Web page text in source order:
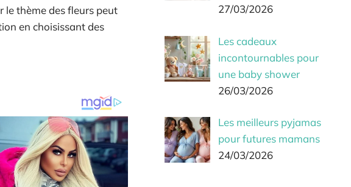
le thème des fleurs peut
en choisissant des
27/03/2026
Les cadeaux
incontournables pour
une baby shower
26/03/2026
Les meilleurs pyjamas
pour futures mamans
24/03/2026